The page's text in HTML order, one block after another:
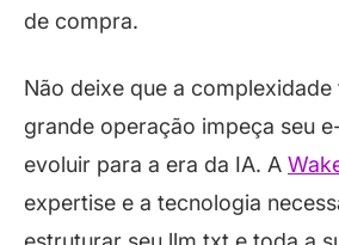
de compra.
Não deixe que a complexidade
grande operação impeça seu
evoluir para a era da IA. A
expertise e a tecnologia